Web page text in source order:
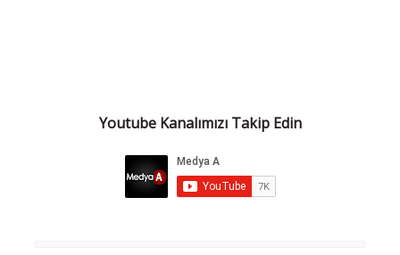
Youtube Kanalımızı Takip Edin